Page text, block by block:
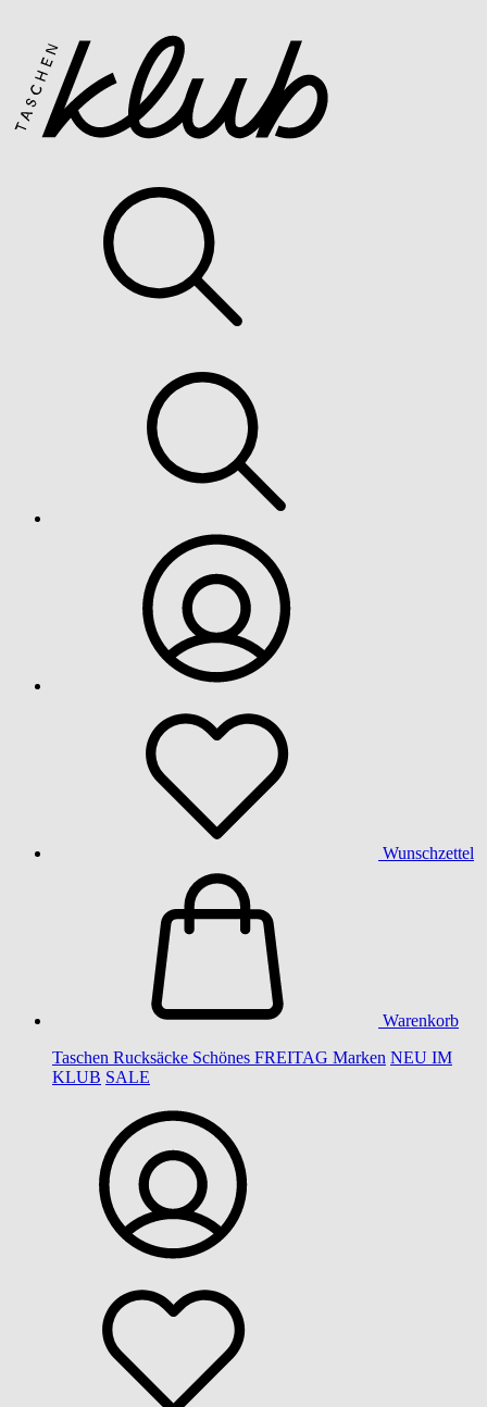
Wunschzettel
Warenkorb
Taschen Rucksäcke Schönes FREITAG Marken NEU IM
KLUB SALE